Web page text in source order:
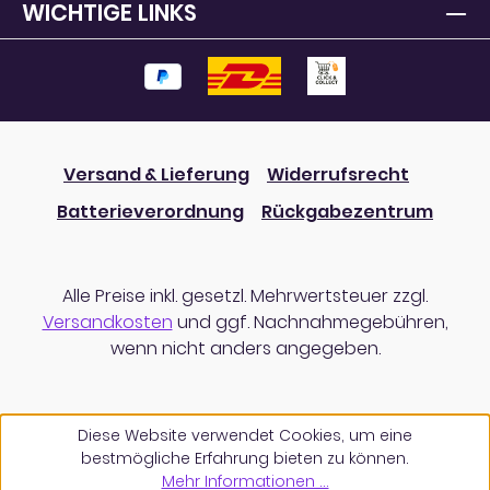
WICHTIGE LINKS
Versand & Lieferung
Widerrufsrecht
Batterieverordnung
Rückgabezentrum
Alle Preise inkl. gesetzl. Mehrwertsteuer zzgl.
Versandkosten und ggf. Nachnahmegebühren,
wenn nicht anders angegeben.
Diese Website verwendet Cookies, um eine
bestmögliche Erfahrung bieten zu können.
Mehr Informationen ...